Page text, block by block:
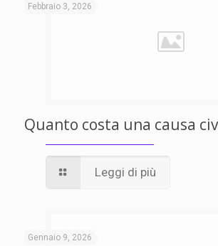
Febbraio 3, 2026
Quanto costa una causa
Leggi di più
Gennaio 9, 2026